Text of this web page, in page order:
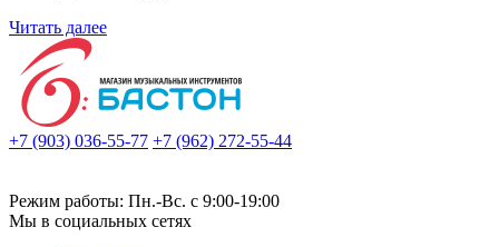
Читать далее
+7 (903) 036-55-77 +7 (962) 272-55-44
Режим работы: Пн.-Вс. с 9:00-19:00
Мы в социальных сетях